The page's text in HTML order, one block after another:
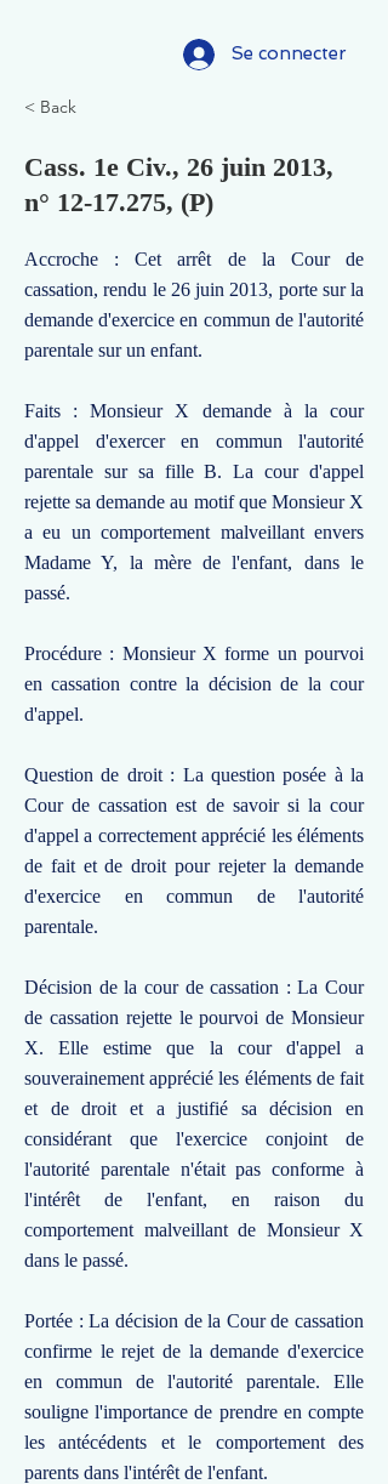
Se connecter
< Back
Cass. 1e Civ., 26 juin 2013,
n° 12-17.275, (P)
Accroche : Cet arrêt de la Cour de
cassation, rendu le 26 juin 2013, porte sur la
demande d'exercice en commun de l'autorité
parentale sur un enfant.
Faits : Monsieur X demande à la cour
d'appel d'exercer en commun l'autorité
parentale sur sa fille B. La cour d'appel
rejette sa demande au motif que Monsieur X
a eu un comportement malveillant envers
Madame Y, la mère de l'enfant, dans le
passé.
Procédure : Monsieur X forme un pourvoi
en cassation contre la décision de la cour
d'appel.
Question de droit : La question posée à la
Cour de cassation est de savoir si la cour
d'appel a correctement apprécié les éléments
de fait et de droit pour rejeter la demande
d'exercice en commun de l'autorité
parentale.
Décision de la cour de cassation : La Cour
de cassation rejette le pourvoi de Monsieur
X. Elle estime que la cour d'appel a
souverainement apprécié les éléments de fait
et de droit et a justifié sa décision en
considérant que l'exercice conjoint de
l'autorité parentale n'était pas conforme à
l'intérêt de l'enfant, en raison du
comportement malveillant de Monsieur X
dans le passé.
Portée : La décision de la Cour de cassation
confirme le rejet de la demande d'exercice
en commun de l'autorité parentale. Elle
souligne l'importance de prendre en compte
les antécédents et le comportement des
parents dans l'intérêt de l'enfant.